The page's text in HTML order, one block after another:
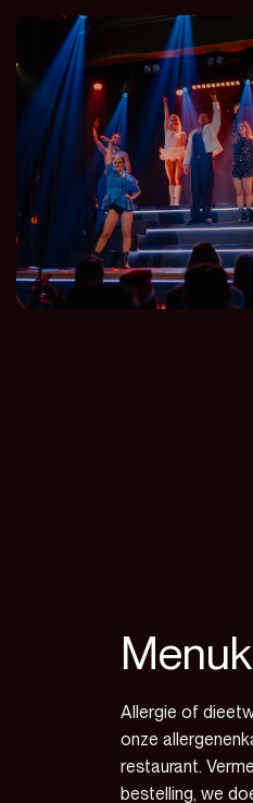
Allergie of
onze
restaurant.
bestelling, we